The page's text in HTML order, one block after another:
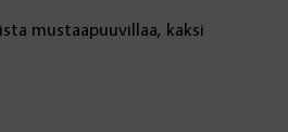
mustaapuuvillaa, kaksi